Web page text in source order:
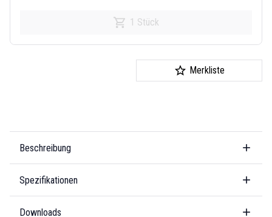
1 Stück
Merkliste
Beschreibung
Spezifikationen
Downloads